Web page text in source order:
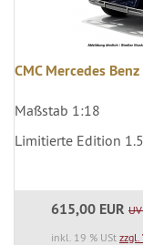
CMC Mercedes
Maßstab 1:18
Limitierte Edition
615,00 EUR
inkl. 19 % USt zzgl.